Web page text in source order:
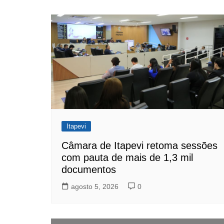
Itapevi
Câmara de Itapevi retoma sessões
com pauta de mais de 1,3 mil
documentos
agosto 5, 2026 0